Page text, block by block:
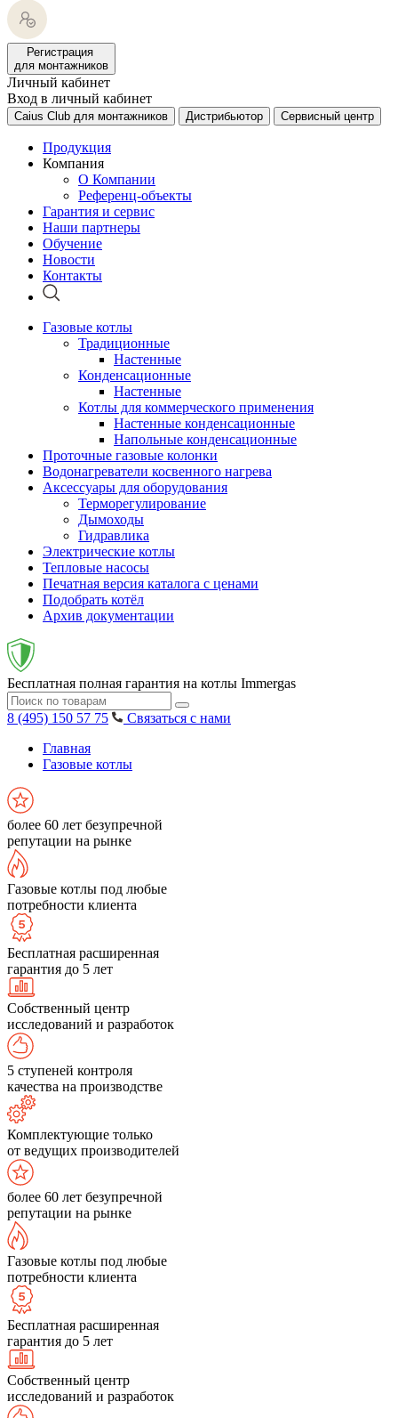
Регистрация
для монтажников
Личный кабинет
Вход в личный кабинет
Caius Club для монтажников Дистрибьютор Сервисный центр
Продукция
Компания
О Компании
Референц-объекты
Гарантия и сервис
Наши партнеры
Обучение
Новости
Контакты
Газовые котлы
Традиционные
Настенные
Конденсационные
Настенные
Котлы для коммерческого применения
Настенные конденсационные
Напольные конденсационные
Проточные газовые колонки
Водонагреватели косвенного нагрева
Аксессуары для оборудования
Терморегулирование
Дымоходы
Гидравлика
Электрические котлы
Тепловые насосы
Печатная версия каталога с ценами
Подобрать котёл
Архив документации
Бесплатная полная гарантия на котлы Immergas
8 (495) 150 57 75
Связаться с нами
Главная
Газовые котлы
более 60 лет безупречной
репутации на рынке
Газовые котлы под любые
потребности клиента
Бесплатная расширенная
гарантия до 5 лет
Собственный центр
исследований и разработок
5 ступеней контроля
качества на производстве
Комплектующие только
от ведущих производителей
более 60 лет безупречной
репутации на рынке
Газовые котлы под любые
потребности клиента
Бесплатная расширенная
гарантия до 5 лет
Собственный центр
исследований и разработок